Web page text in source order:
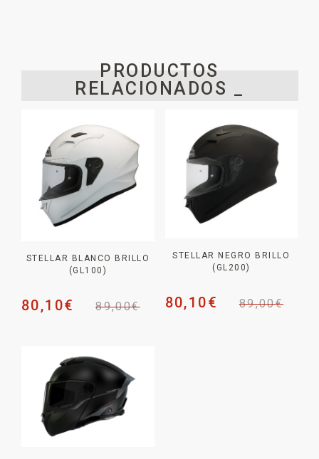
PRODUCTOS
RELACIONADOS _
STELLAR BLANCO BRILLO
(GL100)
89,00€
80,10€
STELLAR NEGRO BRILLO
(GL200)
89,00€
80,10€